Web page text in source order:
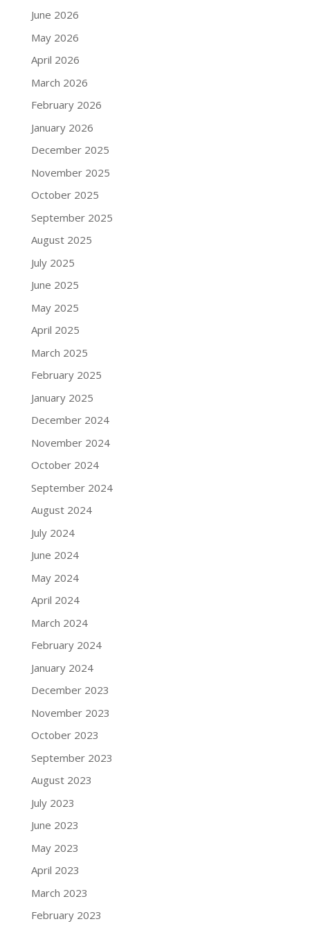
June 2026
May 2026
April 2026
March 2026
February 2026
January 2026
December 2025
November 2025
October 2025
September 2025
August 2025
July 2025
June 2025
May 2025
April 2025
March 2025
February 2025
January 2025
December 2024
November 2024
October 2024
September 2024
August 2024
July 2024
June 2024
May 2024
April 2024
March 2024
February 2024
January 2024
December 2023
November 2023
October 2023
September 2023
August 2023
July 2023
June 2023
May 2023
April 2023
March 2023
February 2023